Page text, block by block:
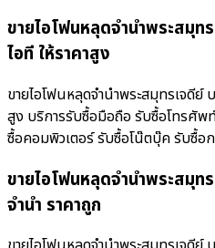
ขายไอโฟนหลุดจำนำพระสมุ
ไอที ให้ราคาสูง
ขายไอโฟนหลุดจำนำพระสมุทรเจดี
สูง บริการรับซื้อมือถือ รับซื้อโทรศัพ
ซื้อคอมพิวเตอร์ รับซื้อโน๊ตบุ๊ค รับซื้อ
ขายไอโฟนหลุดจำนำพระสมุท
จำนำ ราคาถูก